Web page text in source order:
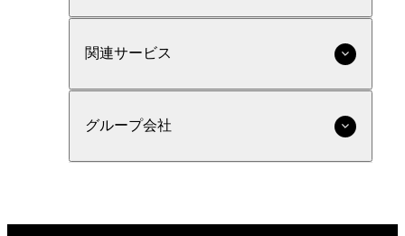
関連サービス
グループ会社